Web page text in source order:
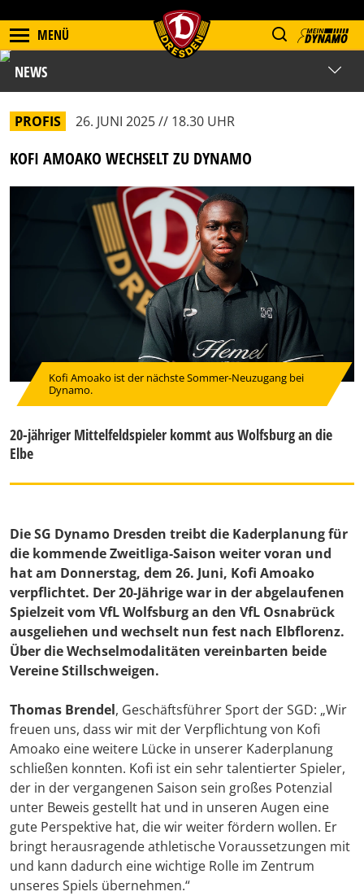
MENÜ
NEWS
PROFIS 26. JUNI 2025 // 18.30 UHR
KOFI AMOAKO WECHSELT ZU DYNAMO
Kofi Amoako ist der nächste Sommer-Neuzugang bei
Dynamo.
20-jähriger Mittelfeldspieler kommt aus Wolfsburg an die
Elbe
Die SG Dynamo Dresden treibt die Kaderplanung für
die kommende Zweitliga-Saison weiter voran und
hat am Donnerstag, dem 26. Juni, Kofi Amoako
verpflichtet. Der 20-Jährige war in der abgelaufenen
Spielzeit vom VfL Wolfsburg an den VfL Osnabrück
ausgeliehen und wechselt nun fest nach Elbflorenz.
Über die Wechselmodalitäten vereinbarten beide
Vereine Stillschweigen.
Thomas Brendel, Geschäftsführer Sport der SGD: „Wir
freuen uns, dass wir mit der Verpflichtung von Kofi
Amoako eine weitere Lücke in unserer Kaderplanung
schließen konnten. Kofi ist ein sehr talentierter Spieler,
der in der vergangenen Saison sein großes Potenzial
unter Beweis gestellt hat und in unseren Augen eine
gute Perspektive hat, die wir weiter fördern wollen. Er
bringt herausragende athletische Voraussetzungen mit
und kann dadurch eine wichtige Rolle im Zentrum
unseres Spiels übernehmen.“